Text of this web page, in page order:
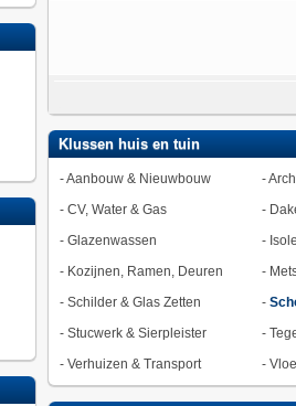
Klussen huis en tuin
-Aanbouw & Nieuwbouw -
- CV, Water & Gas -
- Glazenwassen -
- Kozijnen, Ramen, Deuren -
- Schilder & Glas Zetten -
- Stucwerk & Sierpleister -
- Verhuizen & Transport -